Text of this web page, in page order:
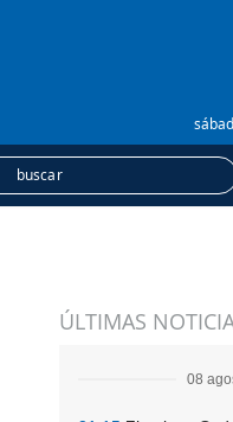
Suscripción
ÚLTIMAS
08